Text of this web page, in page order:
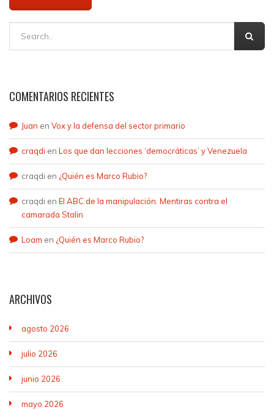
COMENTARIOS RECIENTES
Juan en Vox y la defensa del sector primario
craqdi en Los que dan lecciones ‘democráticas’ y Venezuela
craqdi en ¿Quién es Marco Rubio?
craqdi en El ABC de la manipulación. Mentiras contra el
camarada Stalin
Loam en ¿Quién es Marco Rubio?
ARCHIVOS
agosto 2026
julio 2026
junio 2026
mayo 2026